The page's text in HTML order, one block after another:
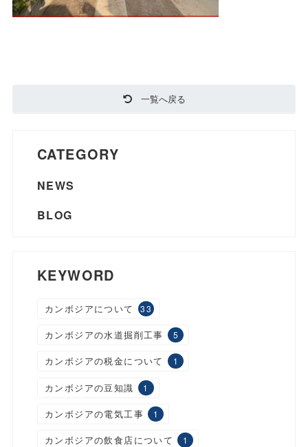
一覧へ戻る
CATEGORY
NEWS
BLOG
KEYWORD
カンボジアについて 33
カンボジアの水道掘削工事 5
カンボジアの税金について 1
カンボジアの豆知識 1
カンボジアの電気工事 1
カンボジアの飲食店について 1